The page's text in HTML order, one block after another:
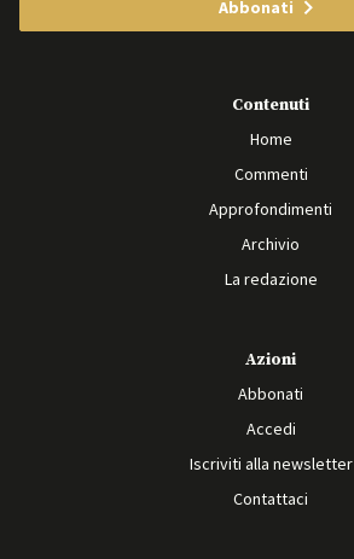
Abbonati
Contenuti
Home
Commenti
Approfondimenti
Archivio
La redazione
Azioni
Abbonati
Accedi
Iscriviti alla newsletter
Contattaci